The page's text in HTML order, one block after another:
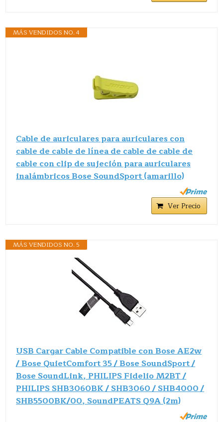
MÁS VENDIDOS NO. 4
Cable de auriculares para auriculares con
cable de cable de línea de cable de cable de
cable con clip de sujeción para auriculares
inalámbricos Bose SoundSport (amarillo)
Ver Precio
MÁS VENDIDOS NO. 5
USB Cargar Cable Compatible con Bose AE2w
/ Bose QuietComfort 35 / Bose SoundSport /
Bose SoundLink, PHILIPS Fidelio M2BT /
PHILIPS SHB3060BK / SHB3060 / SHB4000 /
SHB5500BK/00, SoundPEATS Q9A (2m)